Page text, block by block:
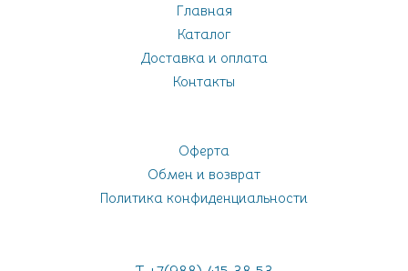
Главная
Каталог
Доставка и оплата
Контакты
Оферта
Обмен и возврат
Политика конфиденциальности